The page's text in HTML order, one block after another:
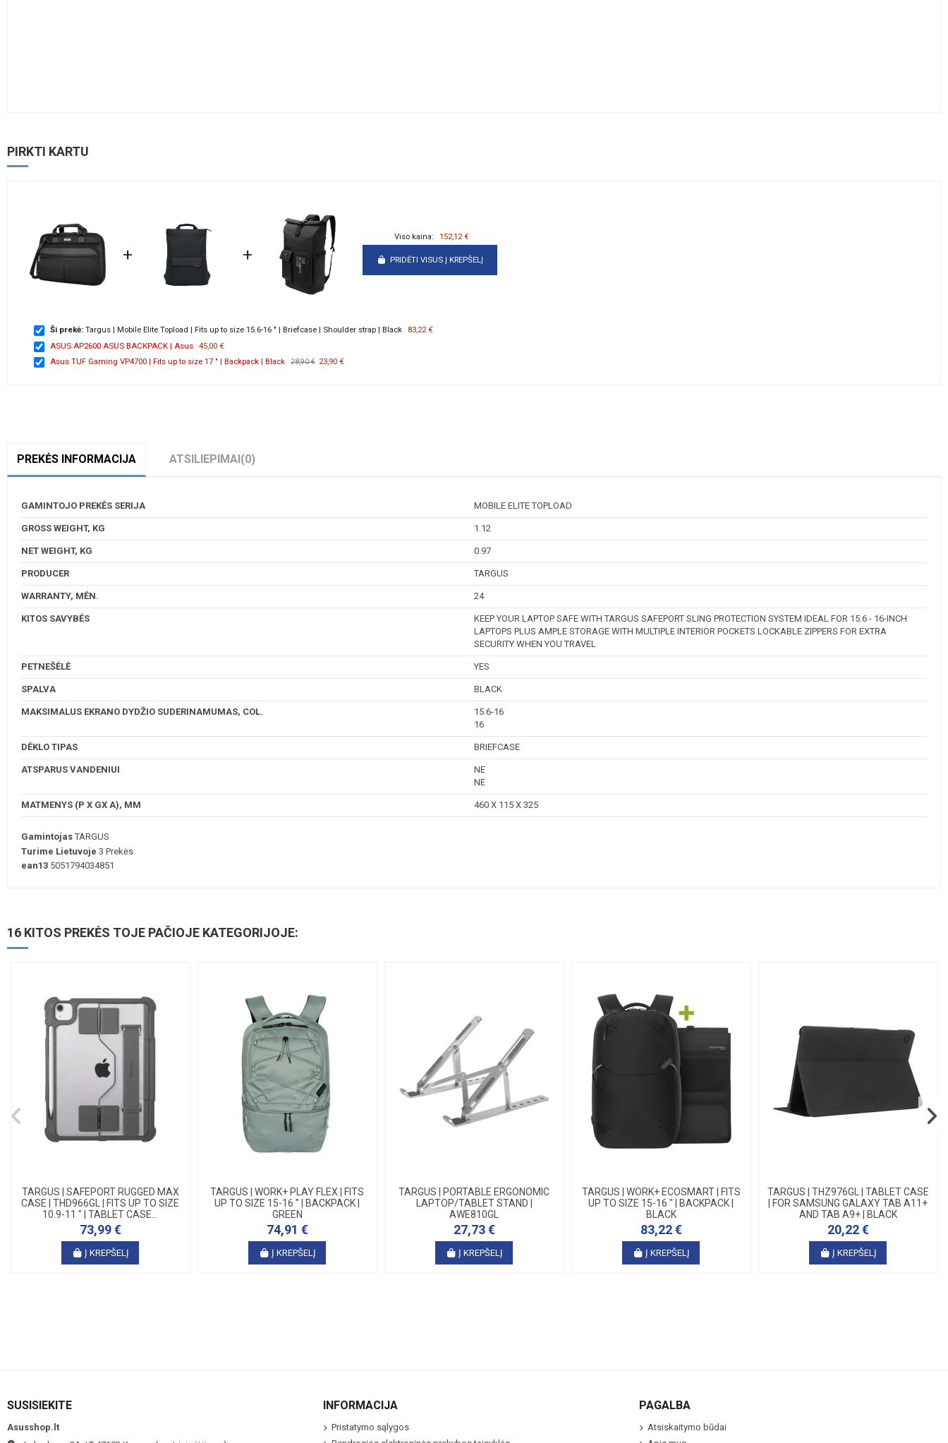
PIRKTI KARTU
+ +
Viso kaina: 152,12 €
PRIDĖTI VISUS Į KREPŠELĮ
Ši prekė: Targus | Mobile Elite Topload | Fits up to size 15.6-16 " | Briefcase | Shoulder strap | Black
83,22 €
ASUS AP2600 ASUS BACKPACK | Asus 45,00 €
Asus TUF Gaming VP4700 | Fits up to size 17 " | Backpack | Black
28,90 € 23,90 €
PREKĖS INFORMACIJA ATSILIEPIMAI(0)
GAMINTOJO PREKĖS SERIJA MOBILE ELITE TOPLOAD
GROSS WEIGHT, KG 1.12
NET WEIGHT, KG 0.97
PRODUCER TARGUS
WARRANTY, MĖN. 24
KITOS SAVYBĖS
KEEP YOUR LAPTOP SAFE WITH TARGUS SAFEPORT SLING PROTECTION SYSTEM IDEAL FOR 15.6 - 16-INCH
LAPTOPS PLUS AMPLE STORAGE WITH MULTIPLE INTERIOR POCKETS LOCKABLE ZIPPERS FOR EXTRA
SECURITY WHEN YOU TRAVEL
PETNEŠĖLĖ YES
SPALVA BLACK
MAKSIMALUS EKRANO DYDŽIO SUDERINAMUMAS, COL.
15.6-16
16
DĖKLO TIPAS BRIEFCASE
ATSPARUS VANDENIUI
NE
NE
MATMENYS (P X GX A), MM 460 X 115 X 325
Gamintojas TARGUS
Turime Lietuvoje 3 Prekės
ean13 5051794034851
16 KITOS PREKĖS TOJE PAČIOJE KATEGORIJOJE:
TARGUS | SAFEPORT RUGGED MAX
CASE | THD966GL | FITS UP TO SIZE
10.9-11 " | TABLET CASE...
73,99 €
Į KREPŠELĮ
TARGUS | WORK+ PLAY FLEX | FITS
UP TO SIZE 15-16 " | BACKPACK |
GREEN
74,91 €
Į KREPŠELĮ
TARGUS | PORTABLE ERGONOMIC
LAPTOP/TABLET STAND |
AWE810GL
27,73 €
Į KREPŠELĮ
TARGUS | WORK+ ECOSMART | FITS
UP TO SIZE 15-16 " | BACKPACK |
BLACK
83,22 €
Į KREPŠELĮ
TARGUS | THZ976GL | TABLET CASE
| FOR SAMSUNG GALAXY TAB A11+
AND TAB A9+ | BLACK
20,22 €
Į KREPŠELĮ
SUSISIEKITE
Asusshop.lt
INFORMACIJA
Pristatymo sąlygos
PAGALBA
Atsiskaitymo būdai